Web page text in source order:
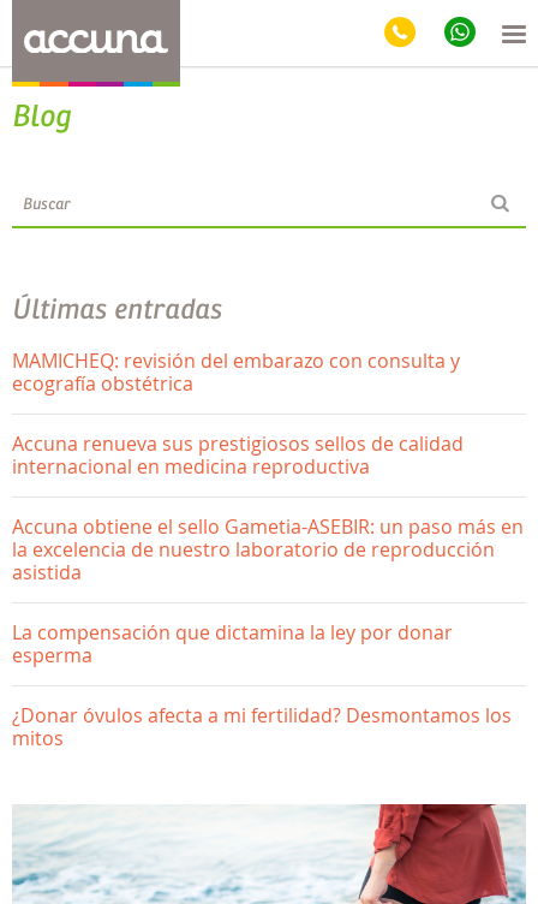
Blog
Últimas entradas
MAMICHEQ: revisión del embarazo con consulta y
ecografía obstétrica
Accuna renueva sus prestigiosos sellos de calidad
internacional en medicina reproductiva
Accuna obtiene el sello Gametia-ASEBIR: un paso más en
la excelencia de nuestro laboratorio de reproducción
asistida
La compensación que dictamina la ley por donar
esperma
¿Donar óvulos afecta a mi fertilidad? Desmontamos los
mitos